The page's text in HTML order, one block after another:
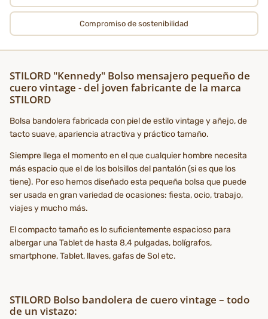
Compromiso de sostenibilidad
STILORD "Kennedy" Bolso mensajero pequeño de
cuero vintage - del joven fabricante de la marca
STILORD
Bolsa bandolera fabricada con piel de estilo vintage y añejo, de
tacto suave, apariencia atractiva y práctico tamaño.
Siempre llega el momento en el que cualquier hombre necesita
más espacio que el de los bolsillos del pantalón (si es que los
tiene). Por eso hemos diseñado esta pequeña bolsa que puede
ser usada en gran variedad de ocasiones: fiesta, ocio, trabajo,
viajes y mucho más.
El compacto tamaño es lo suficientemente espacioso para
albergar una Tablet de hasta 8,4 pulgadas, bolígrafos,
smartphone, Tablet, llaves, gafas de Sol etc.
STILORD Bolso bandolera de cuero vintage – todo
de un vistazo: